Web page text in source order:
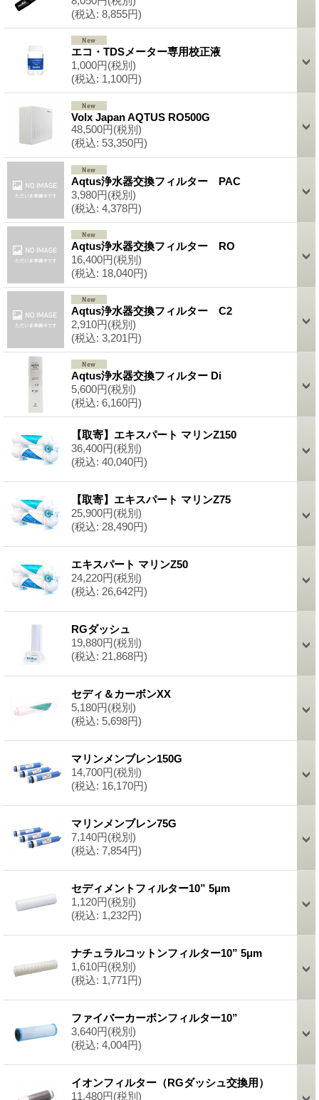
(税込: 8,855円)
エコ・TDSメーター専用校正液
1,000円(税別)
(税込: 1,100円)
Volx Japan AQTUS RO500G
48,500円(税別)
(税込: 53,350円)
Aqtus浄水器交換フィルター PAC
3,980円(税別)
(税込: 4,378円)
Aqtus浄水器交換フィルター RO
16,400円(税別)
(税込: 18,040円)
Aqtus浄水器交換フィルター C2
2,910円(税別)
(税込: 3,201円)
Aqtus浄水器交換フィルター Di
5,600円(税別)
(税込: 6,160円)
【取寄】エキスパート マリンZ150
36,400円(税別)
(税込: 40,040円)
【取寄】エキスパート マリンZ75
25,900円(税別)
(税込: 28,490円)
エキスパート マリンZ50
24,220円(税別)
(税込: 26,642円)
RGダッシュ
19,880円(税別)
(税込: 21,868円)
セディ＆カーボンXX
5,180円(税別)
(税込: 5,698円)
マリンメンブレン150G
14,700円(税別)
(税込: 16,170円)
マリンメンブレン75G
7,140円(税別)
(税込: 7,854円)
セディメントフィルター10” 5μm
1,120円(税別)
(税込: 1,232円)
ナチュラルコットンフィルター10” 5μm
1,610円(税別)
(税込: 1,771円)
ファイバーカーボンフィルター10”
3,640円(税別)
(税込: 4,004円)
イオンフィルター（RGダッシュ交換用）
11,480円(税別)